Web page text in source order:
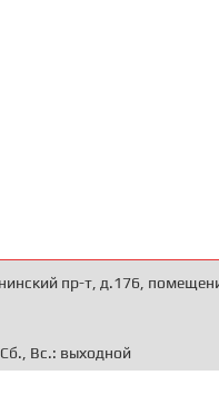
пр-т, д.176,
Вс.: выходной